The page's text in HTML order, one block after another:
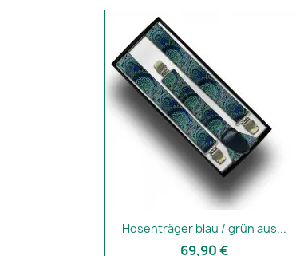
Hosenträger blau / grün aus...
69,90 €